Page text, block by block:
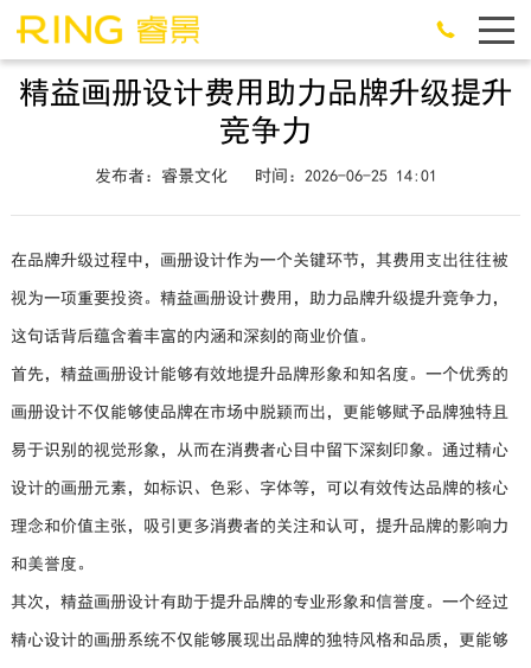
精益画册设计费用助力品牌升级提升
竞争力
发布者：睿景文化 时间：2026-06-25 14:01
在品牌升级过程中，画册设计作为一个关键环节，其费用支出往往被
视为一项重要投资。精益画册设计费用，助力品牌升级提升竞争力，
这句话背后蕴含着丰富的内涵和深刻的商业价值。
首先，精益画册设计能够有效地提升品牌形象和知名度。一个优秀的
画册设计不仅能够使品牌在市场中脱颖而出，更能够赋予品牌独特且
易于识别的视觉形象，从而在消费者心目中留下深刻印象。通过精心
设计的画册元素，如标识、色彩、字体等，可以有效传达品牌的核心
理念和价值主张，吸引更多消费者的关注和认可，提升品牌的影响力
和美誉度。
其次，精益画册设计有助于提升品牌的专业形象和信誉度。一个经过
精心设计的画册系统不仅能够展现出品牌的独特风格和品质，更能够